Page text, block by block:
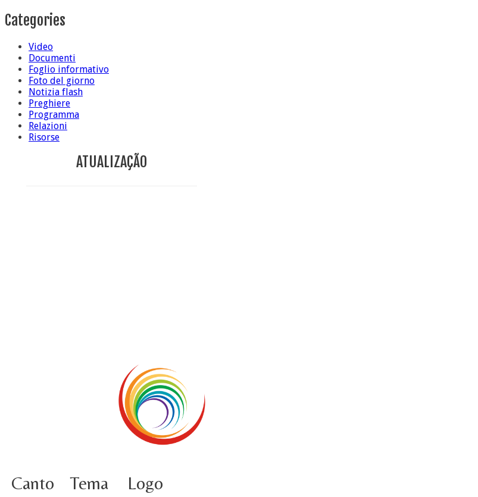
Categories
Video
Documenti
Foglio informativo
Foto del giorno
Notizia flash
Preghiere
Programma
Relazioni
Risorse
ATUALIZAÇÃO
Canto Tema Logo